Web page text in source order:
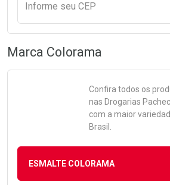
Informe seu CEP
Marca Colorama
Confira todos os
nas Drogarias
com a maior
Brasil.
ESMALTE COLORAMA